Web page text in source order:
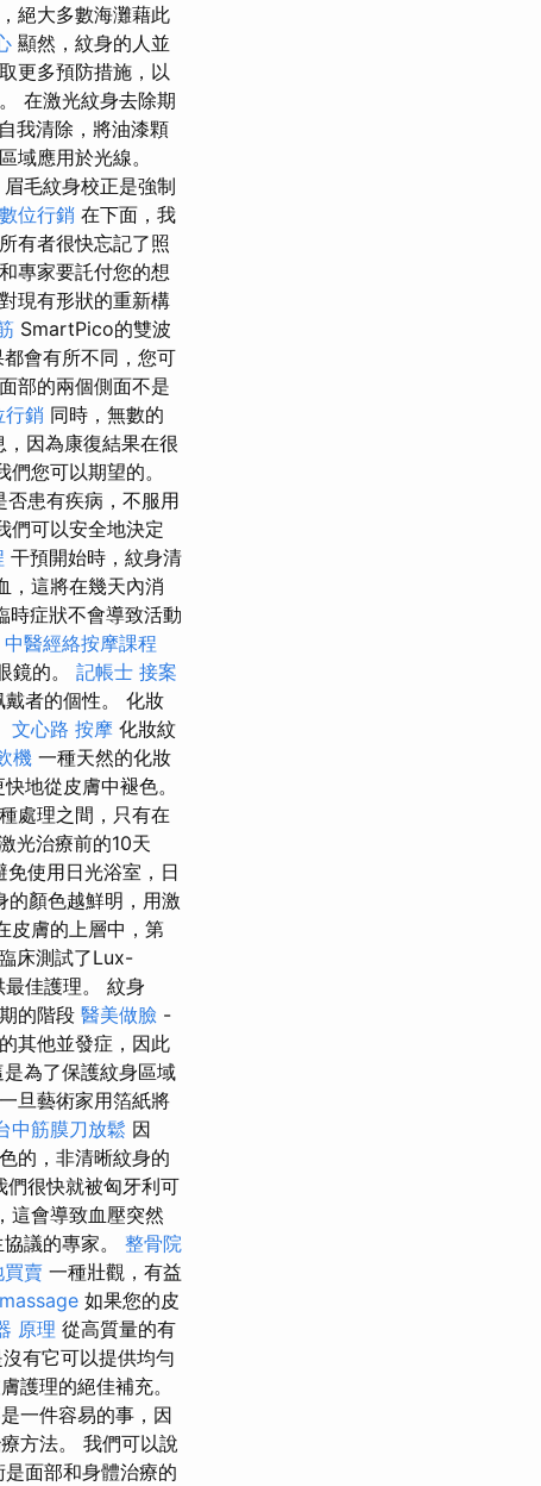
絕大多數海灘藉此
顯然，紋身的人並
更多預防措施，以
在激光紋身去除期
我清除，將油漆顆
域應用於光線。
毛紋身校正是強制
數位行銷 在下面，我
有者很快忘記了照
專家要託付您的想
現有形狀的重新構
SmartPico的雙波
會有所不同，您可
面部的兩個側面不是
行銷 同時，無數的
因為康復結果在很
您可以期望的。
否患有疾病，不服用
們可以安全地決定
干預開始時，紋身清
，這將在幾天內消
時症狀不會導致活動
中醫經絡按摩課程
鏡的。 記帳士 接案
者的個性。 化妝
文心路 按摩 化妝紋
機 一種天然的化妝
地從皮膚中褪色。
處理之間，只有在
光治療前的10天
使用日光浴室，日
的顏色越鮮明，用激
皮膚的上層中，第
床測試了Lux-
佳護理。 紋身
的階段 醫美做臉 -
其他並發症，因此
是為了保護紋身區域
一旦藝術家用箔紙將
中筋膜刀放鬆 因
的，非清晰紋身的
們很快就被匈牙利可
這會導致血壓突然
議的專家。 整骨院
買賣 一種壯觀，有益
massage 如果您的皮
原理 從高質量的有
有它可以提供均勻
護理的絕佳補充。
一件容易的事，因
方法。 我們可以說
面部和身體治療的